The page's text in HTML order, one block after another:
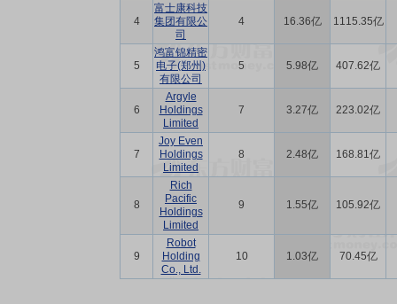
4
富士康科技
集团有限公
司
4 16.36亿 1115.35亿
5
鸿富锦精密
电子(郑州)
有限公司
5 5.98亿 407.62亿
6
Argyle
Holdings
Limited
7 3.27亿 223.02亿
7
Joy Even
Holdings
Limited
8 2.48亿 168.81亿
8
Rich
Pacific
Holdings
Limited
9 1.55亿 105.92亿
9
Robot
Holding
Co., Ltd.
10 1.03亿 70.45亿